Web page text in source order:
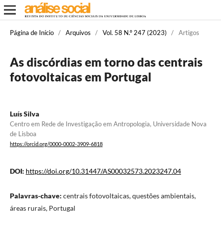
Página de Início / Arquivos / Vol. 58 N.º 247 (2023) / Artigos
As discórdias em torno das centrais
fotovoltaicas em Portugal
Luís Silva
Centro em Rede de Investigação em Antropologia, Universidade Nova
de Lisboa
https://orcid.org/0000-0002-3909-6818
DOI: https://doi.org/10.31447/AS00032573.2023247.04
Palavras-chave: centrais fotovoltaicas, questões ambientais,
áreas rurais, Portugal